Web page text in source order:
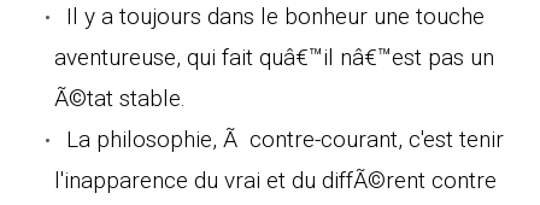
Il y a toujours dans le bonheur une touche
aventureuse, qui fait quâ€™il nâ€™est pas un
Ã©tat stable.
La philosophie, Ã contre-courant, c'est tenir
l'inapparence du vrai et du diffÃ©rent contre